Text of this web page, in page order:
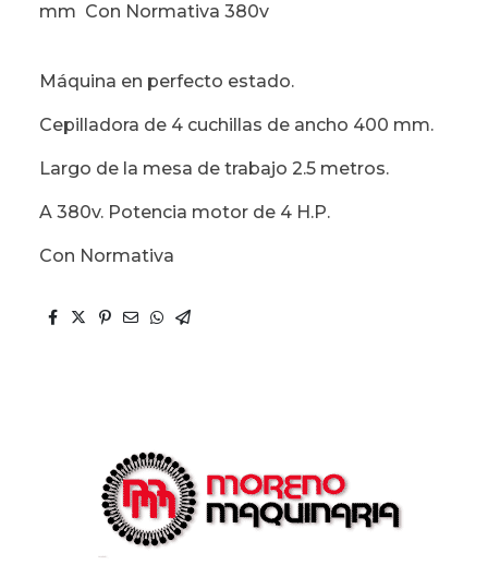
mm Con Normativa 380v
Máquina en perfecto estado.
Cepilladora de 4 cuchillas de ancho 400 mm.
Largo de la mesa de trabajo 2.5 metros.
A 380v. Potencia motor de 4 H.P.
Con Normativa